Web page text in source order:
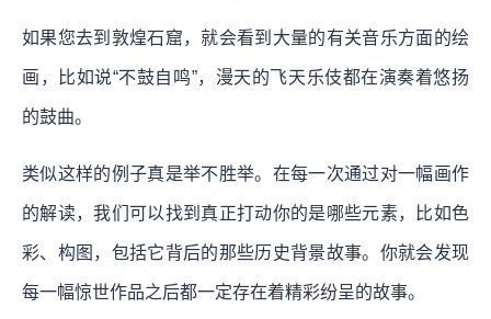
如果您去到敦煌石窟，就会看到大量的有关音乐方面的绘
画，比如说“不鼓自鸣”，漫天的飞天乐伎都在演奏着悠扬
的鼓曲。
类似这样的例子真是举不胜举。在每一次通过对一幅画作
的解读，我们可以找到真正打动你的是哪些元素，比如色
彩、构图，包括它背后的那些历史背景故事。你就会发现
每一幅惊世作品之后都一定存在着精彩纷呈的故事。